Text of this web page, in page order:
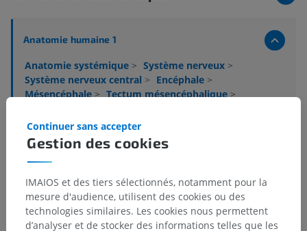
Anatomie humaine 1
Anatomie systémique > Système nerveux >
Système nerveux central > Encéphale >
Mésencéphale> Tectum mésencéphalique>
Collicule supérieur> Couche zonale; lame I
Structures sous-jacentes :Il n'y a aucune structure
sous-jacente
Neuroanatomie humaine
Gestion des cookies
Continuer sans accepter
IMAIOS et des tiers sélectionnés, notamment pour la
mesure d'audience, utilisent des cookies ou des
technologies similaires. Les cookies nous permettent
d’analyser et de stocker des informations telles que les